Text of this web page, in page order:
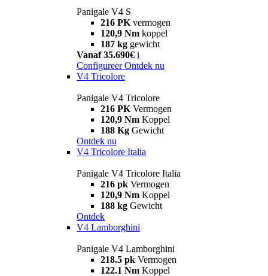
Panigale V4 S
216 PK vermogen
120,9 Nm koppel
187 kg gewicht
Vanaf 35.690€ i
Configureer Ontdek nu
V4 Tricolore
Panigale V4 Tricolore
216 PK Vermogen
120,9 Nm Koppel
188 Kg Gewicht
Ontdek nu
V4 Tricolore Italia
Panigale V4 Tricolore Italia
216 pk Vermogen
120,9 Nm Koppel
188 kg Gewicht
Ontdek
V4 Lamborghini
Panigale V4 Lamborghini
218.5 pk Vermogen
122.1 Nm Koppel